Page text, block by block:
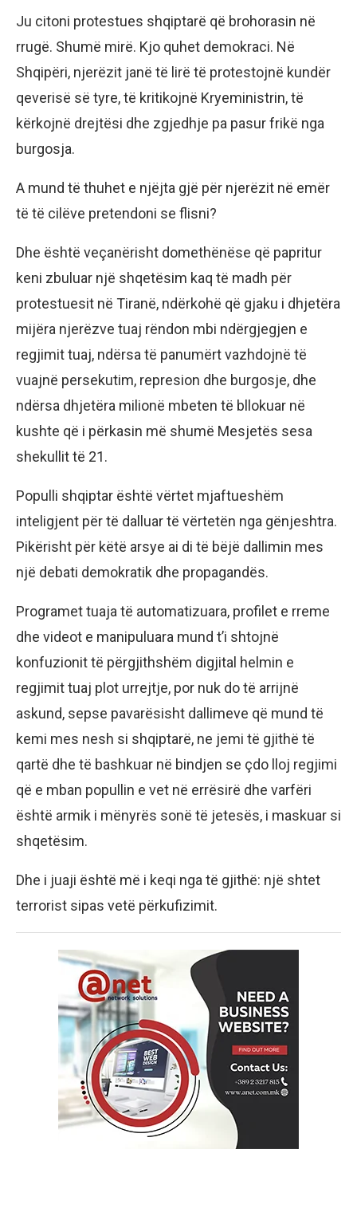
Ju citoni protestues shqiptarë që brohorasin në
rrugë. Shumë mirë. Kjo quhet demokraci. Në
Shqipëri, njerëzit janë të lirë të protestojnë kundër
qeverisë së tyre, të kritikojnë Kryeministrin, të
kërkojnë drejtësi dhe zgjedhje pa pasur frikë nga
burgosja.
A mund të thuhet e njëjta gjë për njerëzit në emër
të të cilëve pretendoni se flisni?
Dhe është veçanërisht domethënëse që papritur
keni zbuluar një shqetësim kaq të madh për
protestuesit në Tiranë, ndërkohë që gjaku i dhjetëra
mijëra njerëzve tuaj rëndon mbi ndërgjegjen e
regjimit tuaj, ndërsa të panumërt vazhdojnë të
vuajnë persekutim, represion dhe burgosje, dhe
ndërsa dhjetëra milionë mbeten të bllokuar në
kushte që i përkasin më shumë Mesjetës sesa
shekullit të 21.
Populli shqiptar është vërtet mjaftueshëm
inteligjent për të dalluar të vërtetën nga gënjeshtra.
Pikërisht për këtë arsye ai di të bëjë dallimin mes
një debati demokratik dhe propagandës.
Programet tuaja të automatizuara, profilet e rreme
dhe videot e manipuluara mund t’i shtojnë
konfuzionit të përgjithshëm digjital helmin e
regjimit tuaj plot urrejtje, por nuk do të arrijnë
askund, sepse pavarësisht dallimeve që mund të
kemi mes nesh si shqiptarë, ne jemi të gjithë të
qartë dhe të bashkuar në bindjen se çdo lloj regjimi
që e mban popullin e vet në errësirë dhe varfëri
është armik i mënyrës sonë të jetesës, i maskuar si
shqetësim.
Dhe i juaji është më i keqi nga të gjithë: një shtet
terrorist sipas vetë përkufizimit.